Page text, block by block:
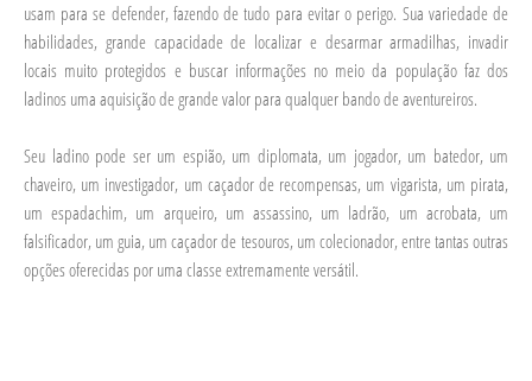
usam para se defender, fazendo de tudo para evitar o perigo. Sua variedade de
habilidades, grande capacidade de localizar e desarmar armadilhas, invadir
locais muito protegidos e buscar informações no meio da população faz dos
ladinos uma aquisição de grande valor para qualquer bando de aventureiros.
Seu ladino pode ser um espião, um diplomata, um jogador, um batedor, um
chaveiro, um investigador, um caçador de recompensas, um vigarista, um pirata,
um espadachim, um arqueiro, um assassino, um ladrão, um acrobata, um
falsificador, um guia, um caçador de tesouros, um colecionador, entre tantas outras
opções oferecidas por uma classe extremamente versátil.